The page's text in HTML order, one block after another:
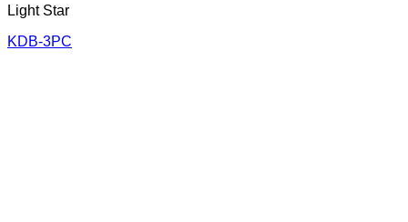
Light Star
KDB-3PC